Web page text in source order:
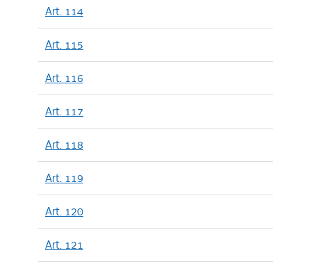
Art. 114
Art. 115
Art. 116
Art. 117
Art. 118
Art. 119
Art. 120
Art. 121